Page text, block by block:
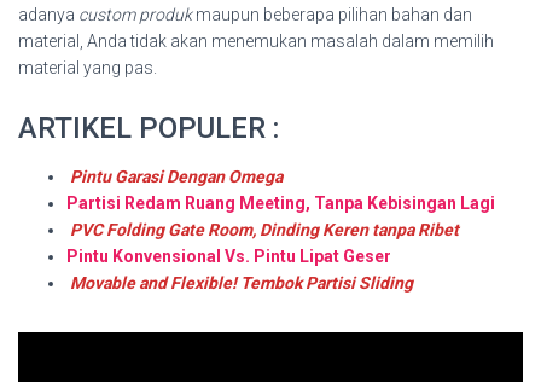
adanya custom produkmaupun beberapa pilihan bahan dan
material, Anda tidak akan menemukan masalah dalam memilih
material yang pas.
ARTIKEL POPULER :
Pintu Garasi Dengan Omega
Partisi Redam Ruang Meeting, Tanpa Kebisingan Lagi
PVC Folding Gate Room, Dinding Keren tanpa Ribet
Pintu Konvensional Vs. Pintu Lipat Geser
Movable and Flexible! Tembok Partisi Sliding